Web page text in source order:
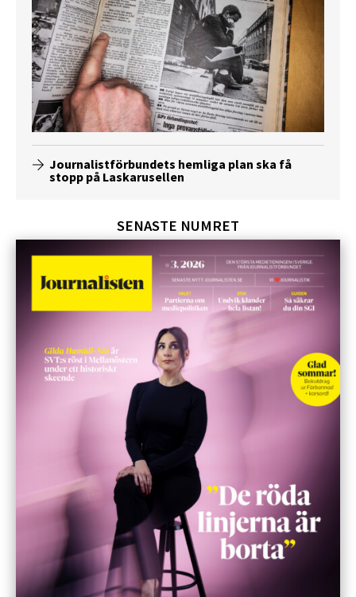
Journalistförbundets hemliga plan ska få
stopp på Laskarusellen
SENASTE NUMRET